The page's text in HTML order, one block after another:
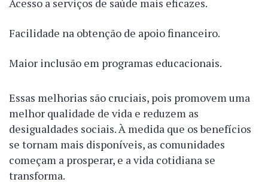
Facilidade na obtenção de apoio financeiro.
Maior inclusão em programas educacionais.
Essas melhorias são cruciais, pois promovem uma
melhor qualidade de vida e reduzem as
desigualdades sociais. À medida que os benefícios
se tornam mais disponíveis, as comunidades
começam a prosperar, e a vida cotidiana se
transforma.